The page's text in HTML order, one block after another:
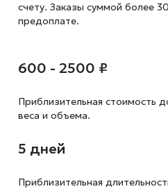
счету. Заказы суммой более
предоплате.
600 - 2500 ₽
Приблизительная стоимость
веса и объема.
5 дней
Приблизительная